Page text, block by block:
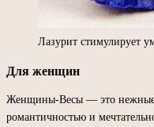
Лазурит стимулирует
Для женщин
Женщины-Весы — это нежные
романтичностью и